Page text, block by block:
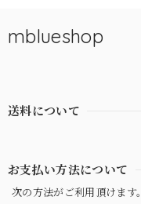
mblueshop
送料について
お支払い方法について
次の方法がご利用頂けます。